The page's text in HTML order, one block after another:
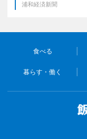
浦和経済新聞
食べる
暮らす・働く